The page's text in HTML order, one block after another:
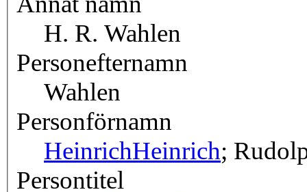
H. R. Wahlen
Personefternamn
Wahlen
Personförnamn
HeinrichHeinrich;
Persontitel